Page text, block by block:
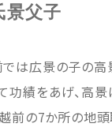
景父子
は広景の子の高
功績をあげ、高景
越前の7か所の地